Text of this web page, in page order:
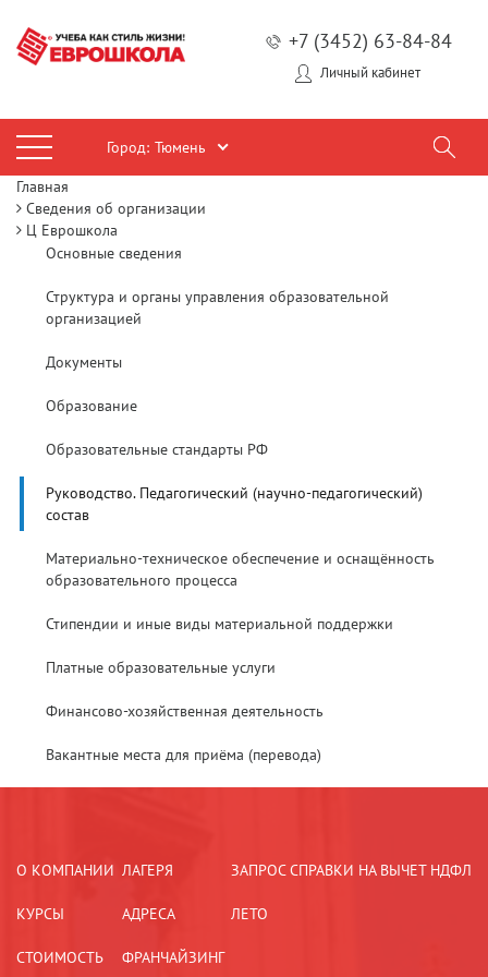
+7 (3452) 63-84-84
Личный кабинет
Город: Тюмень
Главная
Сведения об организации
Ц Еврошкола
Основные сведения
Структура и органы управления образовательной
организацией
Документы
Образование
Образовательные стандарты РФ
Руководство. Педагогический (научно-педагогический)
состав
Материально-техническое обеспечение и оснащённость
образовательного процесса
Стипендии и иные виды материальной поддержки
Платные образовательные услуги
Финансово-хозяйственная деятельность
Вакантные места для приёма (перевода)
О КОМПАНИИ
КУРСЫ
СТОИМОСТЬ
ЛАГЕРЯ
АДРЕСА
ФРАНЧАЙЗИНГ
ЗАПРОС СПРАВКИ НА ВЫЧЕТ НДФЛ
ЛЕТО